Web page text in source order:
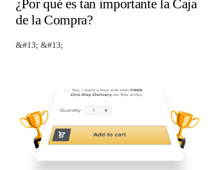
¿Por qué es tan importante la Caja
de la Compra?
&#13; &#13;